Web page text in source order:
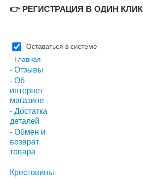
👉 РЕГИСТРАЦИЯ В ОДИН КЛИК
Оставаться в системе
- Главная
- Отзывы
- Об
интернет-
магазине
- Достатка
деталей
- Обмен и
возврат
товара
-
Крестовины